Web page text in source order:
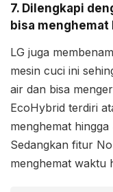
7. Dilengkapi
bisa menghemat
LG juga
mesin cuci ini
air dan bisa
EcoHybrid terdiri
menghemat
Sedangkan fitur
menghemat waktu